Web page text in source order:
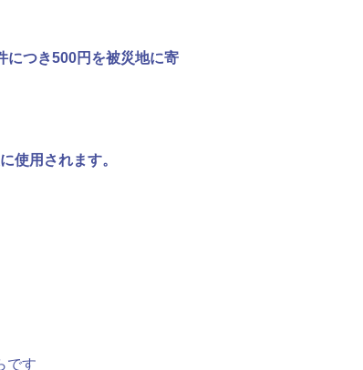
つき500円を被災地に寄
使用されます。
です